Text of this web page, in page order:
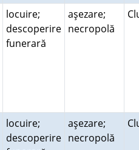
locuire;
descoperire
funerară
aşezare;
necropolă
locuire;
descoperire
aşezare;
necropolă